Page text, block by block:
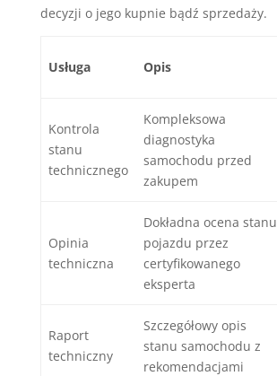
decyzji o jego kupnie bądź sprzedaży.
Usługa Opis
Kontrola
stanu
technicznego
Kompleksowa
diagnostyka
samochodu przed
zakupem
Opinia
techniczna
Dokładna ocena stanu
pojazdu przez
certyfikowanego
eksperta
Raport
techniczny
Szczegółowy opis
stanu samochodu z
rekomendacjami